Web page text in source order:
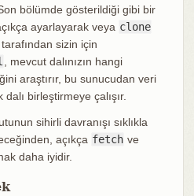
bölümde gösterildiği gibi bir
ayarlayarak veya clone
sizin için
, mevcut dalınızın hangi
araştırır, bu sunucudan veri
birleştirmeye çalışır.
sihirli davranışı sıklıkla
açıkça fetch ve
daha iyidir.